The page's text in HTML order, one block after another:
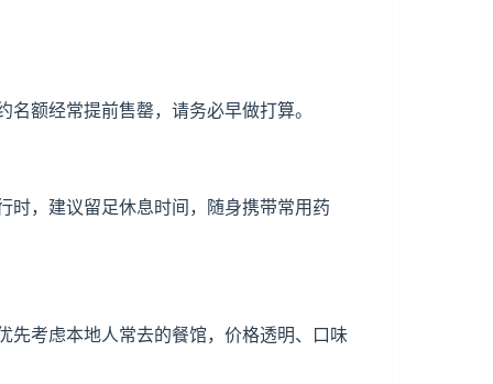
额经常提前售罄，请务必早做打算。
时，建议留足休息时间，随身携带常用药
先考虑本地人常去的餐馆，价格透明、口味